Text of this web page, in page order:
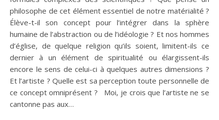
philosophe de cet élément essentiel de notre matérialité ?
Élève-t-il son concept pour l’intégrer dans la sphère
humaine de l’abstraction ou de l’idéologie ? Et nos hommes
d’église, de quelque religion qu’ils soient, limitent-ils ce
dernier à un élément de spiritualité ou élargissent-ils
encore le sens de celui-ci à quelques autres dimensions ?
Et l’artiste ? Quelle est sa perception toute personnelle de
ce concept omniprésent ? Moi, je crois que l’artiste ne se
cantonne pas aux…